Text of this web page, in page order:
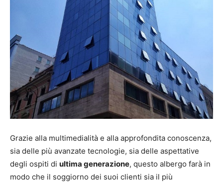
Grazie alla multimedialità e alla approfondita conoscenza,
sia delle più avanzate tecnologie, sia delle aspettative
degli ospiti di ultima generazione, questo albergo farà in
modo che il soggiorno dei suoi clienti sia il più